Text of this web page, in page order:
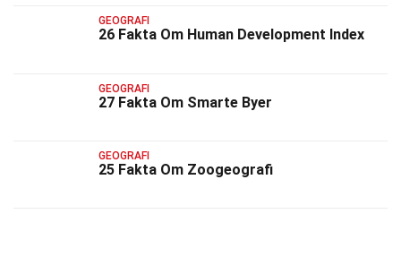
GEOGRAFI
26 Fakta Om Human Development Index
GEOGRAFI
27 Fakta Om Smarte Byer
GEOGRAFI
25 Fakta Om Zoogeografi